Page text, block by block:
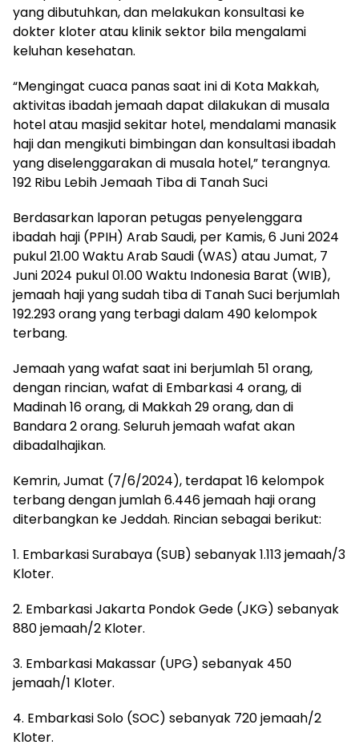
yang dibutuhkan, dan melakukan konsultasi ke
dokter kloter atau klinik sektor bila mengalami
keluhan kesehatan.
“Mengingat cuaca panas saat ini di Kota Makkah,
aktivitas ibadah jemaah dapat dilakukan di musala
hotel atau masjid sekitar hotel, mendalami manasik
haji dan mengikuti bimbingan dan konsultasi ibadah
yang diselenggarakan di musala hotel,” terangnya.
192 Ribu Lebih Jemaah Tiba di Tanah Suci
Berdasarkan laporan petugas penyelenggara
ibadah haji (PPIH) Arab Saudi, per Kamis, 6 Juni 2024
pukul 21.00 Waktu Arab Saudi (WAS) atau Jumat, 7
Juni 2024 pukul 01.00 Waktu Indonesia Barat (WIB),
jemaah haji yang sudah tiba di Tanah Suci berjumlah
192.293 orang yang terbagi dalam 490 kelompok
terbang.
Jemaah yang wafat saat ini berjumlah 51 orang,
dengan rincian, wafat di Embarkasi 4 orang, di
Madinah 16 orang, di Makkah 29 orang, dan di
Bandara 2 orang. Seluruh jemaah wafat akan
dibadalhajikan.
Kemrin, Jumat (7/6/2024), terdapat 16 kelompok
terbang dengan jumlah 6.446 jemaah haji orang
diterbangkan ke Jeddah. Rincian sebagai berikut:
1. Embarkasi Surabaya (SUB) sebanyak 1.113 jemaah/3
Kloter.
2. Embarkasi Jakarta Pondok Gede (JKG) sebanyak
880 jemaah/2 Kloter.
3. Embarkasi Makassar (UPG) sebanyak 450
jemaah/1 Kloter.
4. Embarkasi Solo (SOC) sebanyak 720 jemaah/2
Kloter.